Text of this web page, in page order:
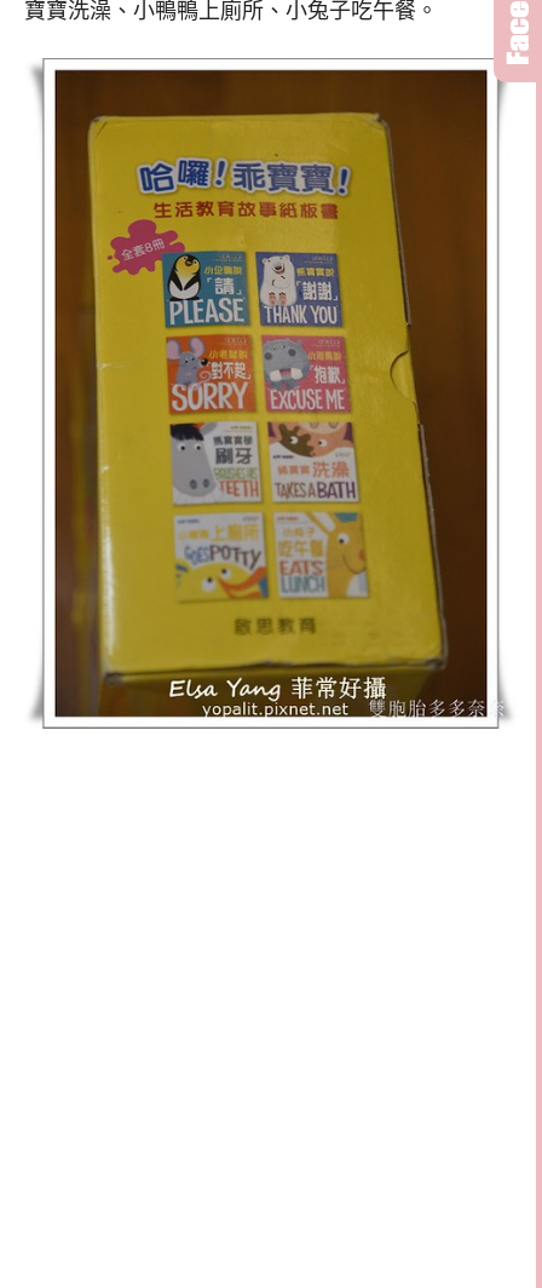
寶寶洗澡、小鴨鴨上廁所、小兔子吃午餐。